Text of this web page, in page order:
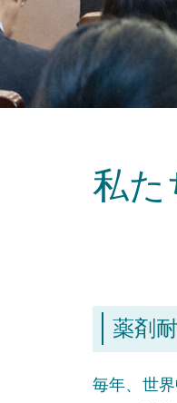
私た
薬剤
毎年、世